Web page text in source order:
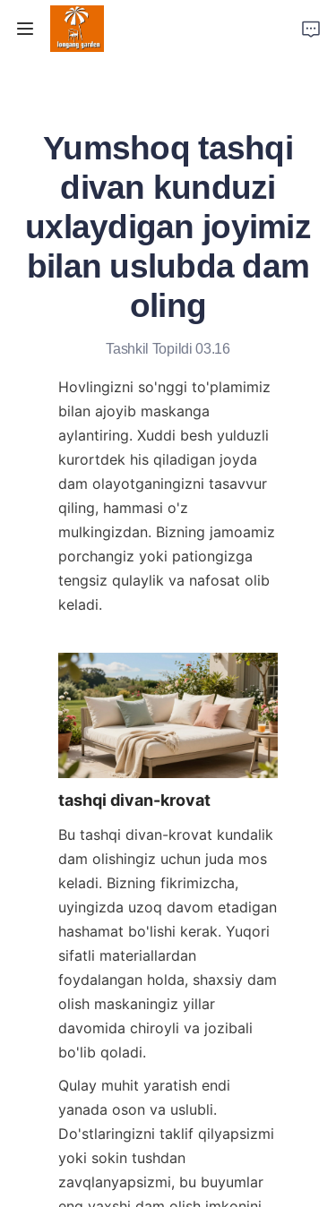
Yumshoq tashqi
divan kunduzi
uxlaydigan joyimiz
bilan uslubda dam
oling
Tashkil Topildi 03.16
Hovlingizni so'nggi to'plamimiz
bilan ajoyib maskanga
aylantiring. Xuddi besh yulduzli
kurortdek his qiladigan joyda
dam olayotganingizni tasavvur
qiling, hammasi o'z
mulkingizdan. Bizning jamoamiz
porchangiz yoki pationgizga
tengsiz qulaylik va nafosat olib
keladi.
tashqi divan-krovat
Bu tashqi divan-krovat kundalik
dam olishingiz uchun juda mos
keladi. Bizning fikrimizcha,
uyingizda uzoq davom etadigan
hashamat bo'lishi kerak. Yuqori
sifatli materiallardan
foydalangan holda, shaxsiy dam
olish maskaningiz yillar
davomida chiroyli va jozibali
bo'lib qoladi.
Qulay muhit yaratish endi
yanada oson va uslubli.
Do'stlaringizni taklif qilyapsizmi
yoki sokin tushdan
zavqlanyapsizmi, bu buyumlar
Mahsulotlar
Tadqiqotlar
Zavod quvvati